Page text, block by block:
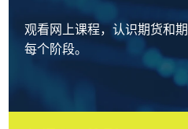
观看网上课程，认识期货和
每个阶段。